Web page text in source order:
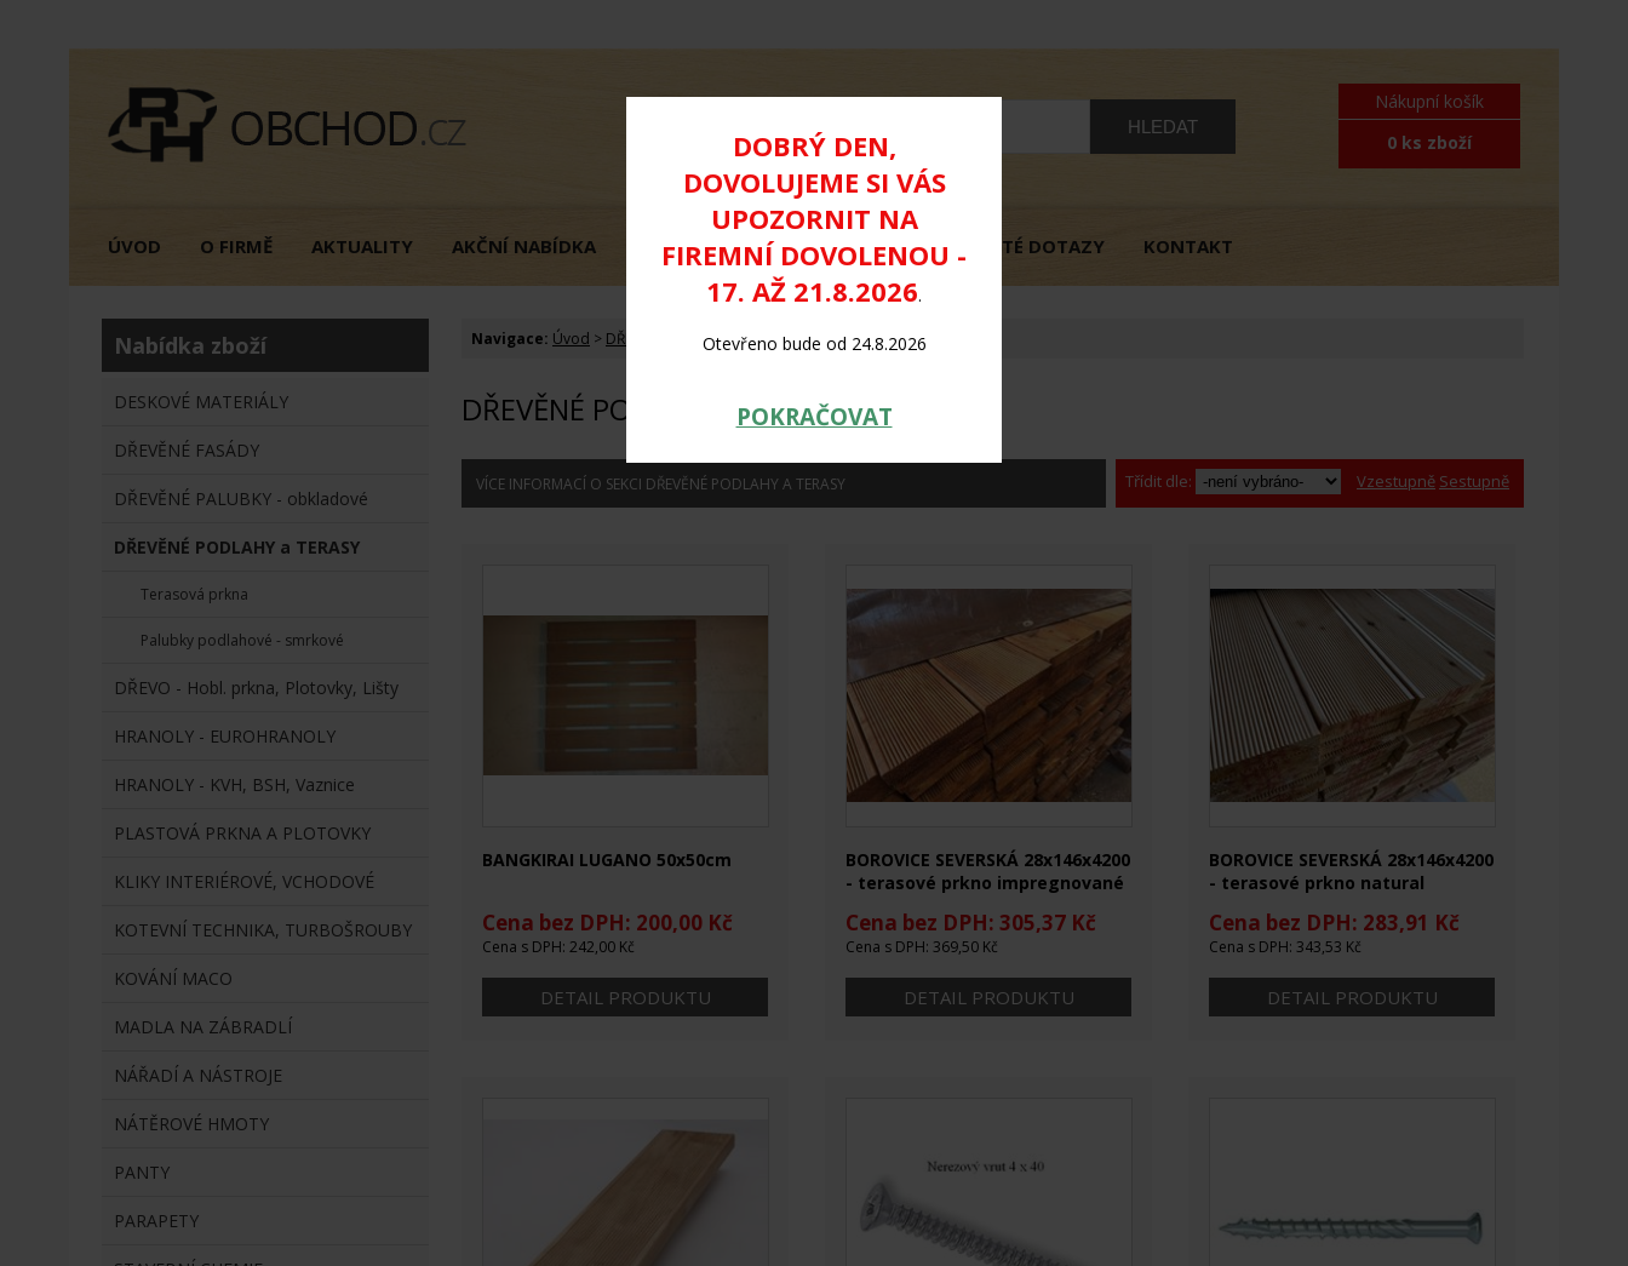
DOBRÝ DEN,
DOVOLUJEME SI VÁS
UPOZORNIT NA
FIREMNÍ DOVOLENOU -
17. AŽ 21.8.2026.
Otevřeno bude od 24.8.2026
POKRAČOVAT
Nákupní košík
0 ks zboží
ÚVOD O FIRMĚ AKTUALITY AKČNÍ NABÍDKA OBCHODNÍ PODMÍNKY GDPR ČASTÉ DOTAZY KONTAKT
Nabídka zboží
DESKOVÉ MATERIÁLY
DŘEVĚNÉ FASÁDY
DŘEVĚNÉ PALUBKY - obkladové
DŘEVĚNÉ PODLAHY a TERASY
Terasová prkna
Palubky podlahové - smrkové
DŘEVO - Hobl. prkna, Plotovky, Lišty
HRANOLY - EUROHRANOLY
HRANOLY - KVH, BSH, Vaznice
PLASTOVÁ PRKNA A PLOTOVKY
KLIKY INTERIÉROVÉ, VCHODOVÉ
KOTEVNÍ TECHNIKA, TURBOŠROUBY
KOVÁNÍ MACO
MADLA NA ZÁBRADLÍ
NÁŘADÍ A NÁSTROJE
NÁTĚROVÉ HMOTY
PANTY
PARAPETY
Navigace: Úvod > DŘEVĚNÉ PODLAHY a TERASY
DŘEVĚNÉ PODLAHY A TERASY
VÍCE INFORMACÍ O SEKCI DŘEVĚNÉ PODLAHY A TERASY Třídit dle: Vzestupně Sestupně
BANGKIRAI LUGANO 50x50cm
Cena bez DPH: 200,00 Kč
Cena s DPH: 242,00 Kč
DETAIL PRODUKTU
BOROVICE SEVERSKÁ 28x146x4200
- terasové prkno impregnované
Cena bez DPH: 305,37 Kč
Cena s DPH: 369,50 Kč
DETAIL PRODUKTU
BOROVICE SEVERSKÁ 28x146x4200
- terasové prkno natural
Cena bez DPH: 283,91 Kč
Cena s DPH: 343,53 Kč
DETAIL PRODUKTU